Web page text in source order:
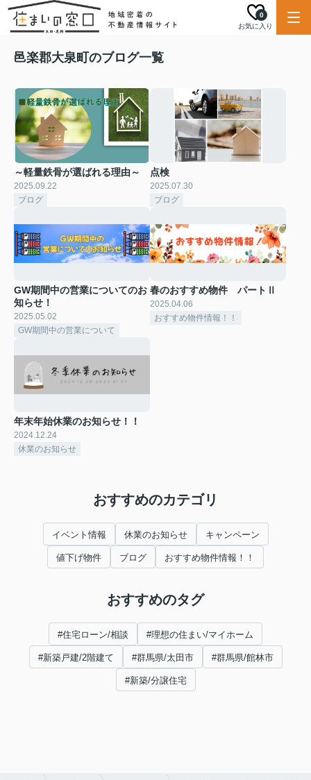
お気に入り
0
邑楽郡大泉町のブログ一覧
～軽量鉄骨が選ばれる理由～
2025.09.22
ブログ
点検
2025.07.30
ブログ
GW期間中の営業についてのお
知らせ！
2025.05.02
GW期間中の営業について
春のおすすめ物件 パートⅡ
2025.04.06
おすすめ物件情報！！
年末年始休業のお知らせ！！
2024.12.24
休業のお知らせ
おすすめのカテゴリ
イベント情報 休業のお知らせ キャンペーン
値下げ物件 ブログ おすすめ物件情報！！
おすすめのタグ
#住宅ローン/相談 #理想の住まい/マイホーム
#新築戸建/2階建て #群馬県/太田市 #群馬県/館林市
#新築/分譲住宅